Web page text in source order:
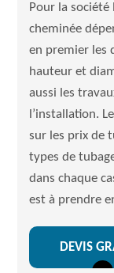
Pour la société
cheminée
en premier les
hauteur et
aussi les
l’installation.
sur les prix de
types de
dans chaque
est à prendre
DEVIS